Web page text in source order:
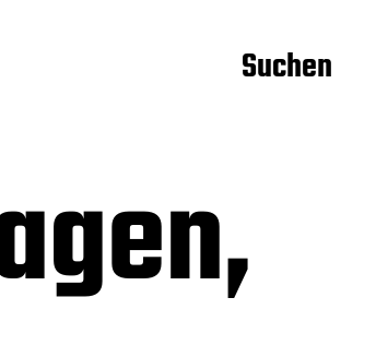
Suchen